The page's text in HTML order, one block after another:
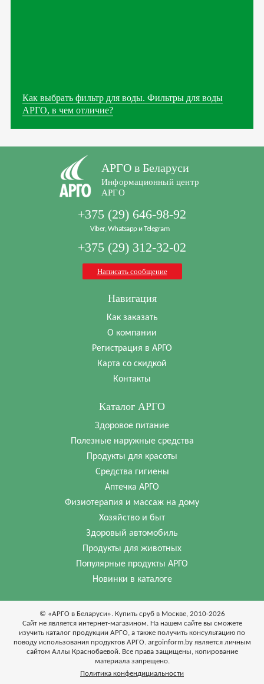
Как выбрать фильтр для воды. Фильтры для воды
АРГО, в чем отличие?
АРГО в Беларуси
Информационный центр
АРГО
+375 (29) 646-98-92
Viber, Whatsapp и Telegram
+375 (29) 312-32-02
Написать сообщение
Навигация
Как заказать
О компании
Регистрация в АРГО
Карта со скидкой
Контакты
Каталог АРГО
Здоровое питание
Полезные наружные средства
Продукты для красоты
Средства гигиены
Аптечка АРГО
Физиотерапия и массаж на дому
Хозяйство и быт
Здоровый автомобиль
Продукты для животных
Популярные продукты АРГО
Новинки в каталоге
© «АРГО в Беларуси». Купить сруб в Москве, 2010-2026
Cайт не является интернет-магазином. На нашем сайте вы сможете
изучить каталог продукции АРГО, а также получить консультацию по
поводу использования продуктов АРГО. argoinform.by является личным
сайтом Аллы Краснобаевой. Все права защищены, копирование
материала запрещено.
Политика конфендициальности